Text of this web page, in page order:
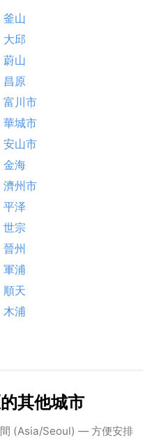
釜山
大邱
蔚山
昌原
富川市
華城市
安山市
金海
濟州市
平泽
世宗
晉州
軍浦
順天
木浦
其他城市
(Asia/Seoul) — 方便安排